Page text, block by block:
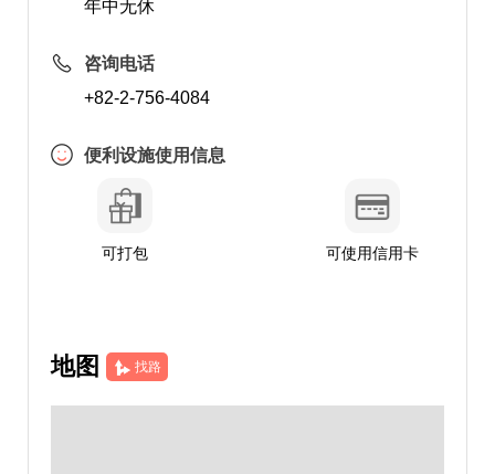
年中无休
咨询电话
+82-2-756-4084
便利设施使用信息
可打包 可使用信用卡
地图 找路